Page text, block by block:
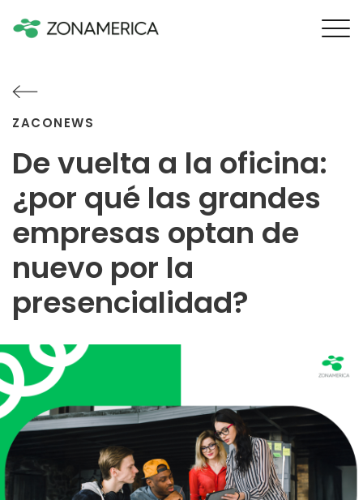
ZACONEWS
De vuelta a la oficina:
¿por qué las grandes
empresas optan de
nuevo por la
presencialidad?